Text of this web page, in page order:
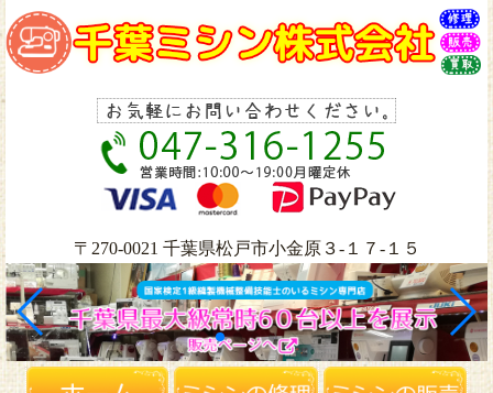
〒270-0021 千葉県松戸市小金原３-１７-１５